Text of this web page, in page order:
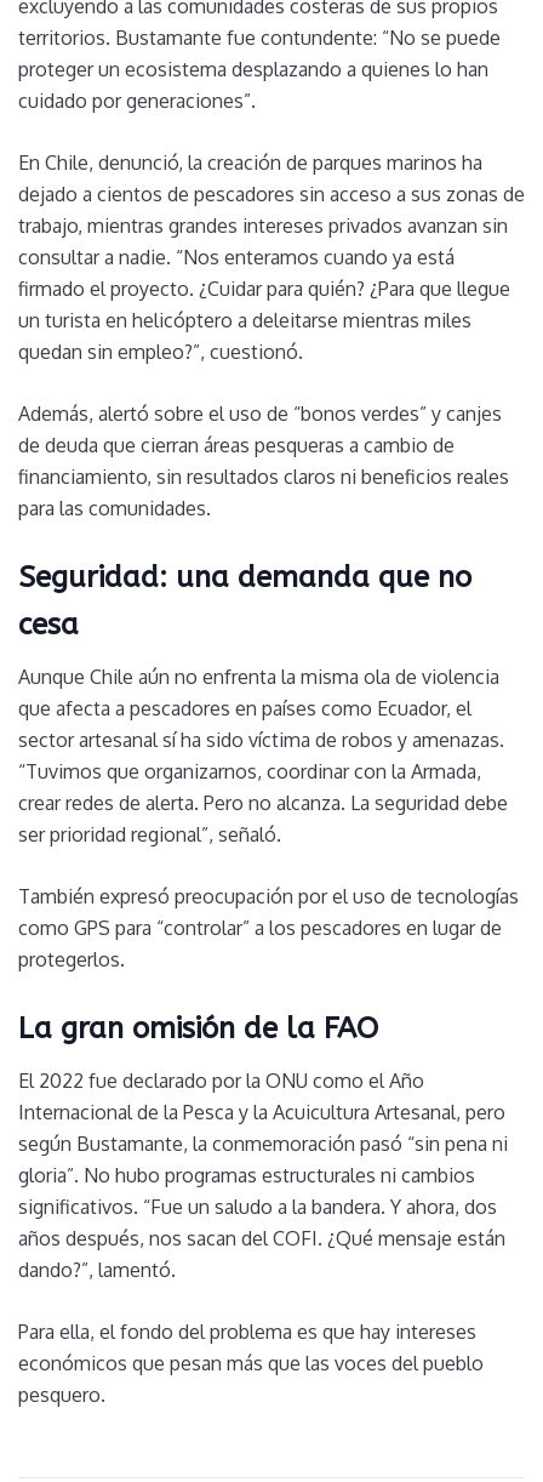
excluyendo a las comunidades costeras de sus propios
territorios. Bustamante fue contundente: “No se puede
proteger un ecosistema desplazando a quienes lo han
cuidado por generaciones”.
En Chile, denunció, la creación de parques marinos ha
dejado a cientos de pescadores sin acceso a sus zonas de
trabajo, mientras grandes intereses privados avanzan sin
consultar a nadie. “Nos enteramos cuando ya está
firmado el proyecto. ¿Cuidar para quién? ¿Para que llegue
un turista en helicóptero a deleitarse mientras miles
quedan sin empleo?”, cuestionó.
Además, alertó sobre el uso de “bonos verdes” y canjes
de deuda que cierran áreas pesqueras a cambio de
financiamiento, sin resultados claros ni beneficios reales
para las comunidades.
Seguridad: una demanda que no
cesa
Aunque Chile aún no enfrenta la misma ola de violencia
que afecta a pescadores en países como Ecuador, el
sector artesanal sí ha sido víctima de robos y amenazas.
“Tuvimos que organizarnos, coordinar con la Armada,
crear redes de alerta. Pero no alcanza. La seguridad debe
ser prioridad regional”, señaló.
También expresó preocupación por el uso de tecnologías
como GPS para “controlar” a los pescadores en lugar de
protegerlos.
La gran omisión de la FAO
El 2022 fue declarado por la ONU como el Año
Internacional de la Pesca y la Acuicultura Artesanal, pero
según Bustamante, la conmemoración pasó “sin pena ni
gloria”. No hubo programas estructurales ni cambios
significativos. “Fue un saludo a la bandera. Y ahora, dos
años después, nos sacan del COFI. ¿Qué mensaje están
dando?”, lamentó.
Para ella, el fondo del problema es que hay intereses
económicos que pesan más que las voces del pueblo
pesquero.